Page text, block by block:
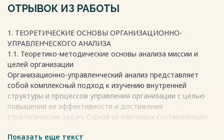
конкурентоспособность предприятия.
Предмет исследования — организационная структура и
система управления мастерской.
Весь текст будет доступен
ОТРЫВОК ИЗ РАБОТЫ
1. ТЕОРЕТИЧЕСКИЕ ОСНОВЫ ОРГАНИЗАЦИОННО-
УПРАВЛЕНЧЕСКОГО АНАЛИЗА
1.1. Теоретико-методические основы анализа миссии и
целей организации
Организационно-управленческий анализ представляет
собой комплексный подход к изучению внутренней
структуры и процессов управления организации с целью
повышения ее эффективности и достижения
стратегических задач. Одной из ключевых составляющих
организации, которые определяют ее стратегическую
Показать еще текст